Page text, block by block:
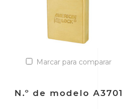
Marcar para comparar
N.º de modelo A3701